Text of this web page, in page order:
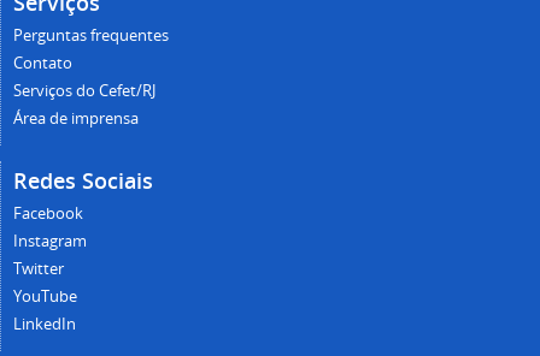
Perguntas frequentes
Contato
Serviços do Cefet/RJ
Área de imprensa
Redes Sociais
Facebook
Instagram
Twitter
YouTube
LinkedIn